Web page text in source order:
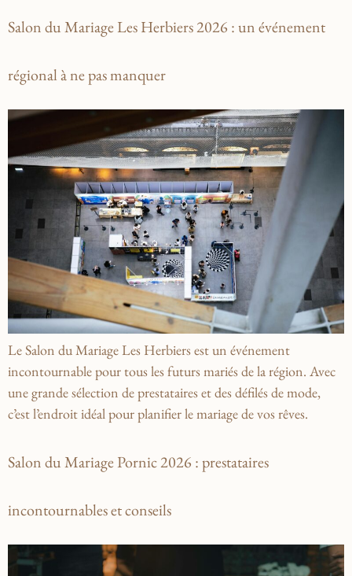
Salon du Mariage Les Herbiers 2026 : un événement
régional à ne pas manquer
Le Salon du Mariage Les Herbiers est un événement
incontournable pour tous les futurs mariés de la région. Avec
une grande sélection de prestataires et des défilés de mode,
c’est l’endroit idéal pour planifier le mariage de vos rêves.
Salon du Mariage Pornic 2026 : prestataires
incontournables et conseils